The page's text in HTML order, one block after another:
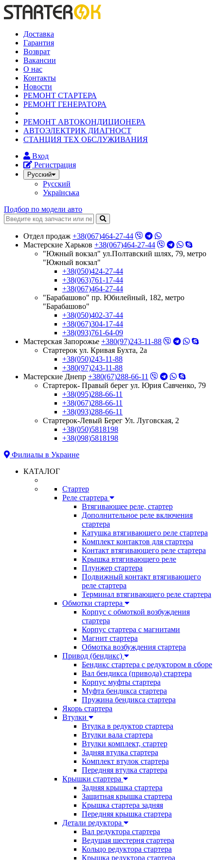
Доставка
Гарантия
Возврат
Вакансии
О нас
Контакты
Новости
РЕМОНТ СТАРТЕРА
РЕМОНТ ГЕНЕРАТОРА
РЕМОНТ АВТОКОНДИЦИОНЕРА
АВТОЭЛЕКТРИК ДИАГНОСТ
СТАНЦИЯ ТЕХ ОБСЛУЖИВАНИЯ
Вход
Регистрация
Русский
Русский
Українська
Подбор по модели авто
Отдел продаж +38(067)464-27-44
Мастерские Харьков +38(067)464-27-44
"Южный вокзал" ул.Полтавский шлях, 79, метро
"Южный вокзал"
+38(050)424-27-44
+38(063)761-17-44
+38(067)464-27-44
"Барабашово" пр. Юбилейный, 182, метро
"Барабашово"
+38(050)402-37-44
+38(067)304-17-44
+38(093)761-64-09
Мастерская Запорожье +380(97)243-11-88
Стартерок ул. Кривая Бухта, 2а
+38(050)243-11-88
+380(97)243-11-88
Мастерские Днепр +380(67)288-66-11
Стартерок- Правый берег ул. Юрия Савченко, 79
+38(095)288-66-11
+38(067)288-66-11
+38(093)288-66-11
Стартерок-Левый Берег Ул. Луговская, 2
+38(050)5818198
+38(098)5818198
Филиалы в Украине
КАТАЛОГ
Стартер
Реле стартера
Втягивающее реле, стартер
Дополнительное реле включения
стартера
Катушка втягивающего реле стартера
Комплект контактов для стартера
Контакт втягивающего реле стартера
Крышка втягивающего реле
Плунжер стартера
Подвижный контакт втягивающего
реле стартера
Терминал втягивающего реле стартера
Обмотки стартера
Корпус с обмоткой возбуждения
стартера
Корпус стартера с магнитами
Магнит стартера
Обмотка возбуждения стартера
Привод (бендикс)
Бендикс стартера с редуктором в сборе
Вал бендикса (привода) стартера
Корпус муфты стартера
Муфта бендикса стартера
Пружина бендикса стартера
Якорь стартера
Втулки
Втулка в редуктор стартера
Втулки вала стартера
Втулки комплект, стартер
Задняя втулка стартера
Комплект втулок стартера
Передняя втулка стартера
Крышки стартера
Задняя крышка стартера
Защитная крышка стартера
Крышка стартера задняя
Передняя крышка стартера
Детали редуктора
Вал редуктора стартера
Ведущая шестерня стартера
Кольцо редуктора стартера
Крышка редуктора стартера